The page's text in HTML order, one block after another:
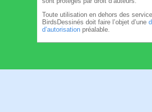
Toute utilisation en dehors des
BirdsDessinés doit faire l’objet d’une
d’autorisation préalable.